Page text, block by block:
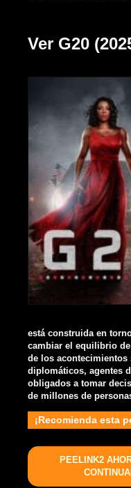
Ver G20
está construida en
cambiar el equilibrio
de los acontecimientos
diplomáticos, agentes
obligados a tomar
de millones de
¡Recomienda esta
PEELINK2